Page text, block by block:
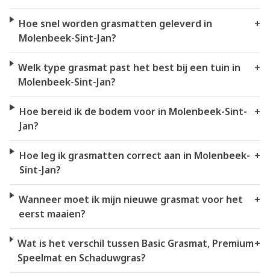
Hoe snel worden grasmatten geleverd in
Molenbeek-Sint-Jan?
+
Welk type grasmat past het best bij een tuin in
Molenbeek-Sint-Jan?
+
Hoe bereid ik de bodem voor in Molenbeek-Sint-
Jan?
+
Hoe leg ik grasmatten correct aan in Molenbeek-
Sint-Jan?
+
Wanneer moet ik mijn nieuwe grasmat voor het
eerst maaien?
+
Wat is het verschil tussen Basic Grasmat, Premium
Speelmat en Schaduwgras?
+